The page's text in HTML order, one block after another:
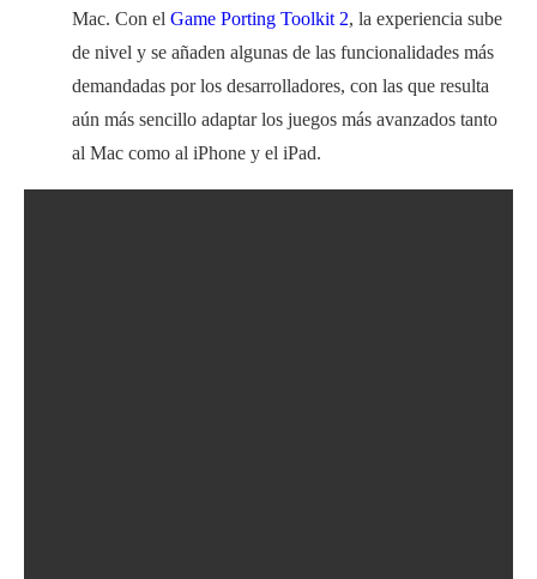
Mac. Con el Game Porting Toolkit 2, la experiencia sube
de nivel y se añaden algunas de las funcionalidades más
demandadas por los desarrolladores, con las que resulta
aún más sencillo adaptar los juegos más avanzados tanto
al Mac como al iPhone y el iPad.